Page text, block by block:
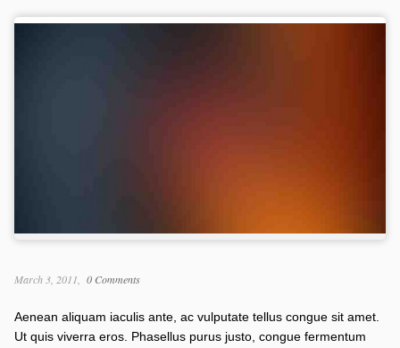
March 3, 2011 0 Comments
Aenean aliquam iaculis ante, ac vulputate tellus congue sit amet.
Ut quis viverra eros. Phasellus purus justo, congue fermentum